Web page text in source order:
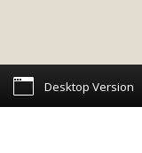
Desktop Version